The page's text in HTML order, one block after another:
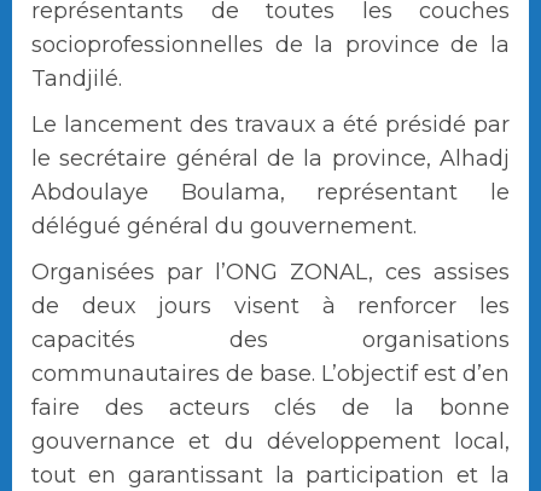
représentants de toutes les couches
socioprofessionnelles de la province de la
Tandjilé.
Le lancement des travaux a été présidé par
le secrétaire général de la province, Alhadj
Abdoulaye Boulama, représentant le
délégué général du gouvernement.
Organisées par l’ONG ZONAL, ces assises
de deux jours visent à renforcer les
capacités des organisations
communautaires de base. L’objectif est d’en
faire des acteurs clés de la bonne
gouvernance et du développement local,
tout en garantissant la participation et la